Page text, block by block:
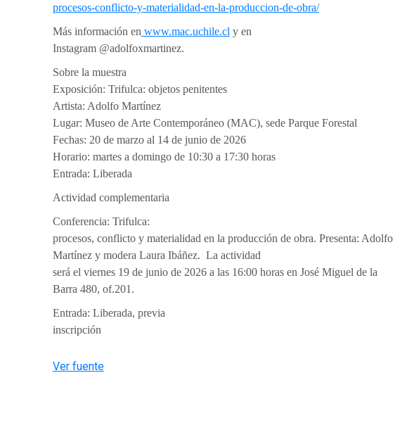
procesos-conflicto-y-materialidad-en-la-produccion-de-obra/
Más información en www.mac.uchile.cl y en
Instagram @adolfoxmartinez.
Sobre la muestra
Exposición: Trifulca: objetos penitentes
Artista: Adolfo Martínez
Lugar: Museo de Arte Contemporáneo (MAC), sede Parque Forestal
Fechas: 20 de marzo al 14 de junio de 2026
Horario: martes a domingo de 10:30 a 17:30 horas
Entrada: Liberada
Actividad complementaria
Conferencia: Trifulca:
procesos, conflicto y materialidad en la producción de obra. Presenta: Adolfo
Martínez y modera Laura Ibáñez. La actividad
será el viernes 19 de junio de 2026 a las 16:00 horas en José Miguel de la
Barra 480, of.201.
Entrada: Liberada, previa
inscripción
Ver fuente